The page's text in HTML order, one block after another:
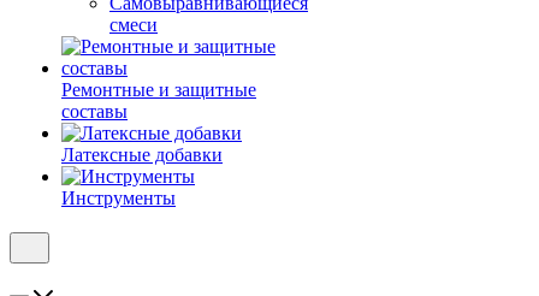
смеси
Ремонтные и защитные
составы
Латексные добавки
Инструменты